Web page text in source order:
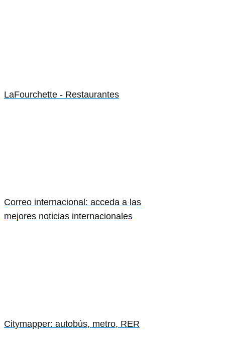
LaFourchette - Restaurantes
Correo internacional: acceda a las
mejores noticias internacionales
Citymapper: autobús, metro, RER